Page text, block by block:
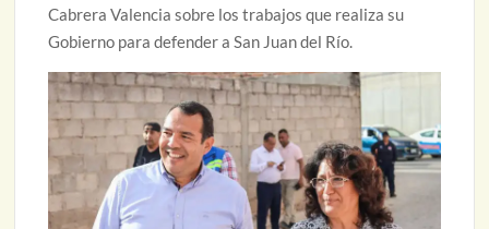
Cabrera Valencia sobre los trabajos que realiza su
Gobierno para defender a San Juan del Río.